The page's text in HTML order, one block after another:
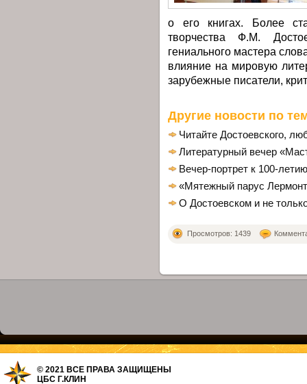
о его книгах. Более
творчества Ф.М.
гениального мастера
влияние на мировую
зарубежные писатели,
Другие новости по
Читайте Достоевского,
Литературный вечер
Вечер-портрет к 100-
«Мятежный парус
О Достоевском и не
Просмотров: 1439
© 2021 ВСЕ ПРАВА ЗАЩИЩЕНЫ
ЦБС Г.КЛИН